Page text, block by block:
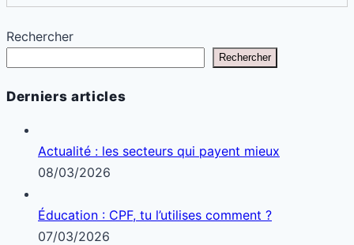
Rechercher
Rechercher
Derniers articles
Actualité : les secteurs qui payent mieux
08/03/2026
Éducation : CPF, tu l’utilises comment ?
07/03/2026